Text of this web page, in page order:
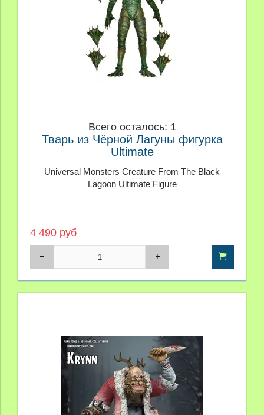
Всего осталось: 1
Тварь из Чёрной Лагуны фигурка
Ultimate
Universal Monsters Creature From The Black
Lagoon Ultimate Figure
4 490 руб